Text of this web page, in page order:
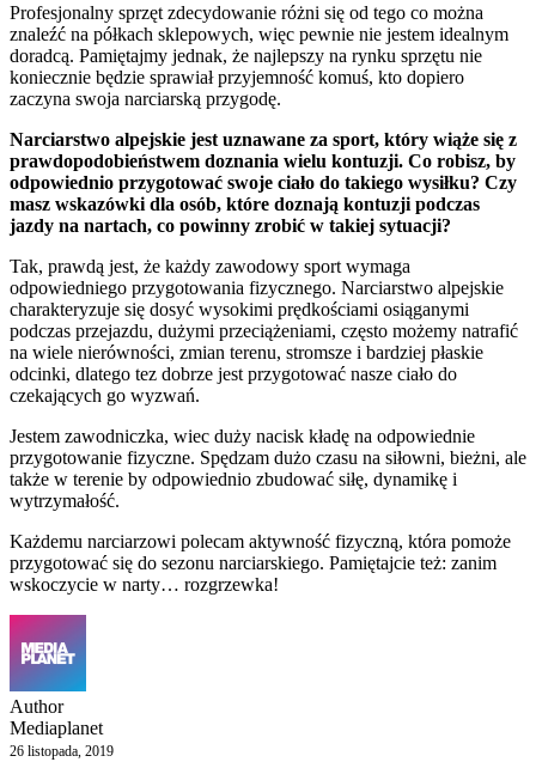
Profesjonalny sprzęt zdecydowanie różni się od tego co można
znaleźć na półkach sklepowych, więc pewnie nie jestem idealnym
doradcą. Pamiętajmy jednak, że najlepszy na rynku sprzętu nie
koniecznie będzie sprawiał przyjemność komuś, kto dopiero
zaczyna swoja narciarską przygodę.
Narciarstwo alpejskie jest uznawane za sport, który wiąże się z
prawdopodobieństwem doznania wielu kontuzji. Co robisz, by
odpowiednio przygotować swoje ciało do takiego wysiłku? Czy
masz wskazówki dla osób, które doznają kontuzji podczas
jazdy na nartach, co powinny zrobić w takiej sytuacji?
Tak, prawdą jest, że każdy zawodowy sport wymaga
odpowiedniego przygotowania fizycznego. Narciarstwo alpejskie
charakteryzuje się dosyć wysokimi prędkościami osiąganymi
podczas przejazdu, dużymi przeciążeniami, często możemy natrafić
na wiele nierówności, zmian terenu, stromsze i bardziej płaskie
odcinki, dlatego tez dobrze jest przygotować nasze ciało do
czekających go wyzwań.
Jestem zawodniczka, wiec duży nacisk kładę na odpowiednie
przygotowanie fizyczne. Spędzam dużo czasu na siłowni, bieżni, ale
także w terenie by odpowiednio zbudować siłę, dynamikę i
wytrzymałość.
Każdemu narciarzowi polecam aktywność fizyczną, która pomoże
przygotować się do sezonu narciarskiego. Pamiętajcie też: zanim
wskoczycie w narty… rozgrzewka!
Author
Mediaplanet
26 listopada, 2019